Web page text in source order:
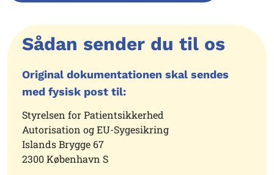
Sådan sender du til os
Original dokumentationen skal sendes
med fysisk post til:
Styrelsen for Patientsikkerhed
Autorisation og EU-Sygesikring
Islands Brygge 67
2300 København S